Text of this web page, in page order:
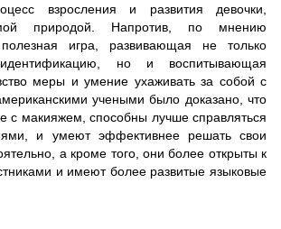
взросления и развития девочки,
природой. Напротив, по мнению
полезная игра, развивающая не только
но и воспитывающая
меры и умение ухаживать за собой с
учеными было доказано, что
с макияжем, способны лучше справляться
и умеют эффективнее решать свои
а кроме того, они более открыты к
и имеют более развитые языковые